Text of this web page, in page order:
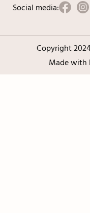
Social media:
Copyright
Made with